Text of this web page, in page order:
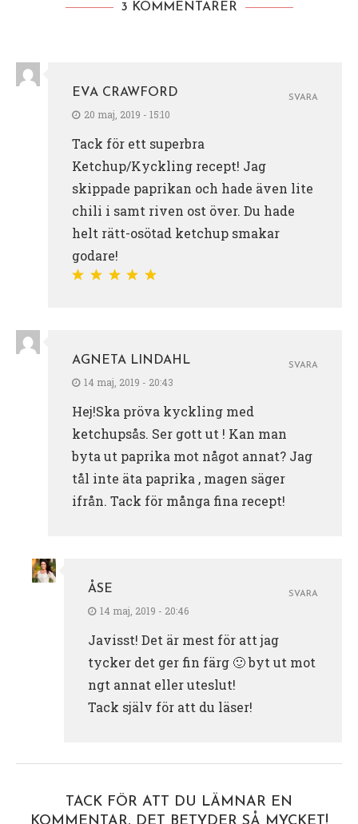
3 KOMMENTARER
EVA CRAWFORD
20 maj, 2019 - 15:10
Tack för ett superbra
Ketchup/Kyckling recept! Jag
skippade paprikan och hade även lite
chili i samt riven ost över. Du hade
helt rätt-osötad ketchup smakar
godare!
SVARA
AGNETA LINDAHL
14 maj, 2019 - 20:43
Hej!Ska pröva kyckling med
ketchupsås. Ser gott ut ! Kan man
byta ut paprika mot något annat? Jag
tål inte äta paprika , magen säger
ifrån. Tack för många fina recept!
SVARA
ÅSE
14 maj, 2019 - 20:46
Javisst! Det är mest för att jag
tycker det ger fin färg 🙂 byt ut mot
ngt annat eller uteslut!
Tack själv för att du läser!
SVARA
TACK FÖR ATT DU LÄMNAR EN